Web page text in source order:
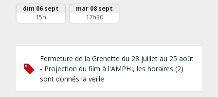
dim 06 sept
15h
mar 08 sept
17h30
Fermeture de la Grenette du 28 juillet au 25 août
- Projection du film à l'AMPHI, les horaires (2)
sont donnés la veille